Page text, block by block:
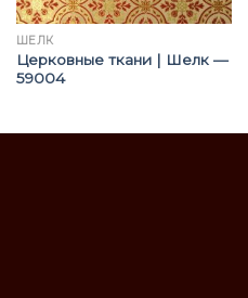
ШЁЛК
Церковные ткани | Шелк —
59004